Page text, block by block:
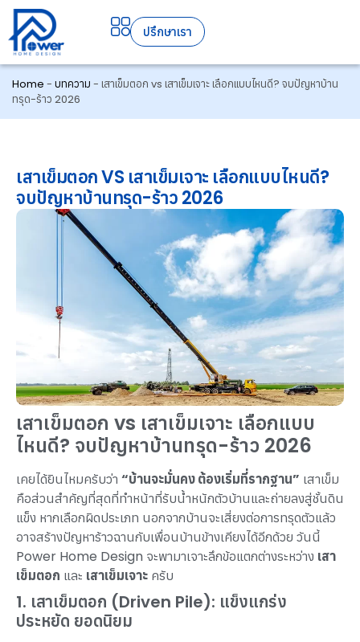
ปรึกษาเรา
Home - บทความ - เสาเข็มตอก vs เสาเข็มเจาะ เลือกแบบไหนดี? จบปัญหาบ้าน
ทรุด-ร้าว 2026
เสาเข็มตอก VS เสาเข็มเจาะ เลือกแบบไหนดี?
จบปัญหาบ้านทรุด-ร้าว 2026
เสาเข็มตอก vs เสาเข็มเจาะ เลือกแบบ
ไหนดี? จบปัญหาบ้านทรุด-ร้าว 2026
เคยได้ยินไหมครับว่า “บ้านจะมั่นคง ต้องเริ่มที่รากฐาน” เสาเข็ม
คือส่วนสำคัญที่สุดที่ทำหน้าที่รับน้ำหนักตัวบ้านและถ่ายลงสู่ชั้นดิน
แข็ง หากเลือกผิดประเภท นอกจากบ้านจะเสี่ยงต่อการทรุดตัวแล้ว
อาจสร้างปัญหาร้าวฉานกับเพื่อนบ้านข้างเคียงได้อีกด้วย วันนี้
Power Home Design จะพามาเจาะลึกข้อแตกต่างระหว่าง เสา
เข็มตอก และ เสาเข็มเจาะ ครับ
1. เสาเข็มตอก (Driven Pile): แข็งแกร่ง
ประหยัด ยอดนิยม